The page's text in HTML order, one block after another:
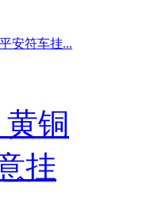
安符车挂...